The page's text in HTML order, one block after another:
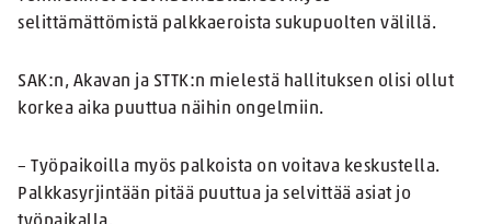
selittämättömistä palkkaeroista sukupuolten välillä.
SAK:n, Akavan ja STTK:n mielestä hallituksen olisi ollut
korkea aika puuttua näihin ongelmiin.
– Työpaikoilla myös palkoista on voitava keskustella.
Palkkasyrjintään pitää puuttua ja selvittää asiat jo